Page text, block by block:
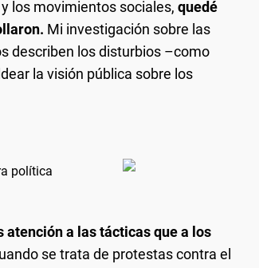
los movimientos sociales, quedé
Mi investigación sobre las
describen los disturbios –como
la visión pública sobre los
política
a las tácticas que a los
se trata de protestas contra el